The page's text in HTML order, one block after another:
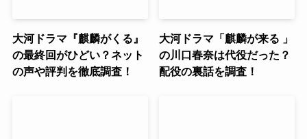
大河ドラマ『麒麟がくる』
の最終回がひどい？ネット
の声や評判を徹底調査！
大河ドラマ「麒麟が来る 」
の川口春奈は代役だった？
配役の裏話を調査！